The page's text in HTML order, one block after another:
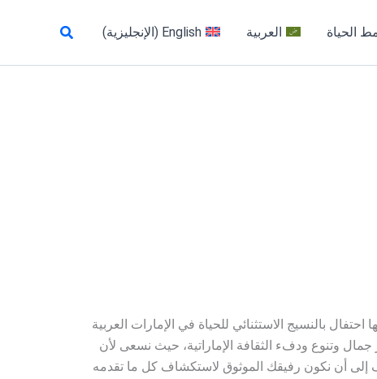
الحياة العربية English
(الإنجليزية) البحث
بالنسيج الاستثنائي للحياة في الإمارات العربية
وتنوع ودفء الثقافة الإماراتية، حيث نسعى لأن
أن نكون رفيقك الموثوق لاستكشاف كل ما تقدمه